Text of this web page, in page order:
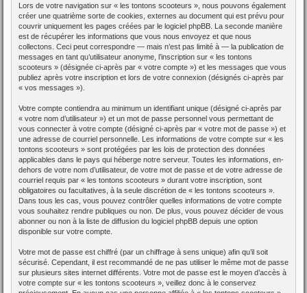
Lors de votre navigation sur « les tontons scooteurs », nous pouvons également
créer une quatrième sorte de cookies, externes au document qui est prévu pour
couvrir uniquement les pages créées par le logiciel phpBB. La seconde manière
est de récupérer les informations que vous nous envoyez et que nous
collectons. Ceci peut correspondre — mais n’est pas limité à — la publication de
messages en tant qu’utilisateur anonyme, l’inscription sur « les tontons
scooteurs » (désignée ci-après par « votre compte ») et les messages que vous
publiez après votre inscription et lors de votre connexion (désignés ci-après par
« vos messages »).
Votre compte contiendra au minimum un identifiant unique (désigné ci-après par
« votre nom d’utilisateur ») et un mot de passe personnel vous permettant de
vous connecter à votre compte (désigné ci-après par « votre mot de passe ») et
une adresse de courriel personnelle. Les informations de votre compte sur « les
tontons scooteurs » sont protégées par les lois de protection des données
applicables dans le pays qui héberge notre serveur. Toutes les informations, en-
dehors de votre nom d’utilisateur, de votre mot de passe et de votre adresse de
courriel requis par « les tontons scooteurs » durant votre inscription, sont
obligatoires ou facultatives, à la seule discrétion de « les tontons scooteurs ».
Dans tous les cas, vous pouvez contrôler quelles informations de votre compte
vous souhaitez rendre publiques ou non. De plus, vous pouvez décider de vous
abonner ou non à la liste de diffusion du logiciel phpBB depuis une option
disponible sur votre compte.
Votre mot de passe est chiffré (par un chiffrage à sens unique) afin qu’il soit
sécurisé. Cependant, il est recommandé de ne pas utiliser le même mot de passe
sur plusieurs sites internet différents. Votre mot de passe est le moyen d’accès à
votre compte sur « les tontons scooteurs », veillez donc à le conservez